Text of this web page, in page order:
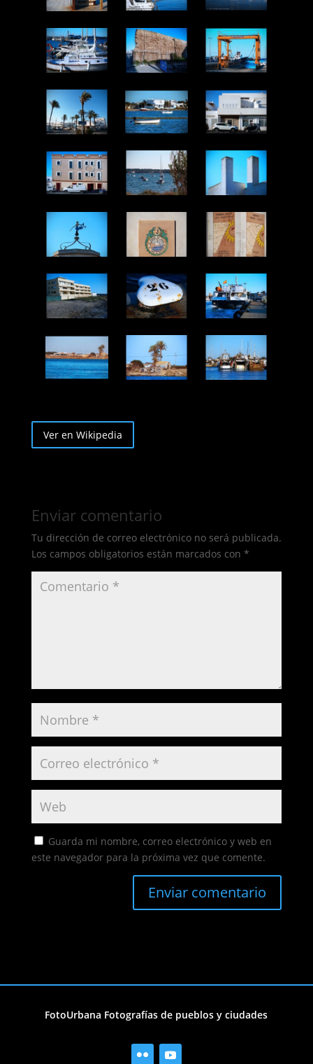
Ver en Wikipedia
Enviar comentario
Tu dirección de correo electrónico no será publicada.
Los campos obligatorios están marcados con *
Guarda mi nombre, correo electrónico y web en
este navegador para la próxima vez que comente.
FotoUrbana Fotografías de pueblos y ciudades